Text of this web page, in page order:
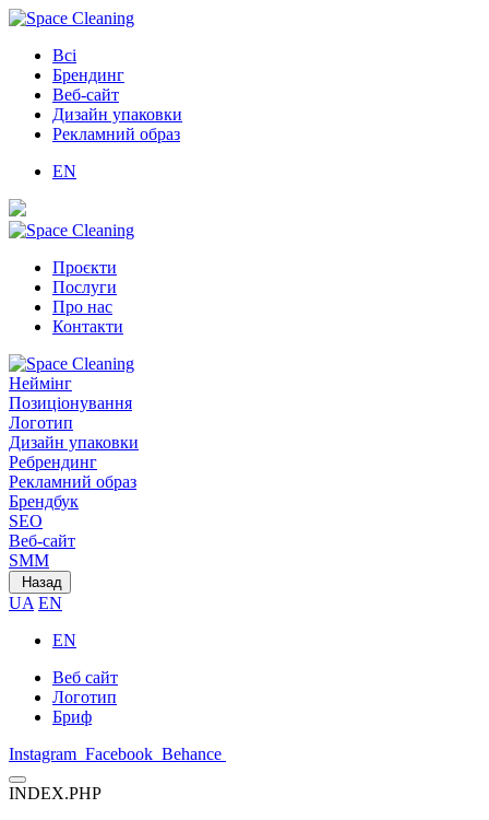
Всі
Брендинг
Веб-сайт
Дизайн упаковки
Рекламний образ
EN
Проєкти
Послуги
Про нас
Контакти
Неймінг
Позиціонування
Логотип
Дизайн упаковки
Ребрендинг
Рекламний образ
Брендбук
SEO
Веб-сайт
SMM
Назад
UA EN
EN
Веб сайт
Логотип
Бриф
Instagram Facebook Behance
INDEX.PHP